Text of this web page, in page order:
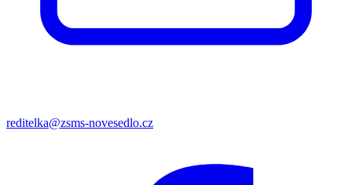
reditelka@zsms-novesedlo.cz